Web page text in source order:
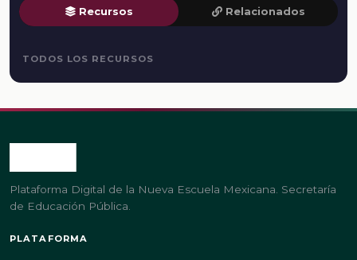
Recursos Relacionados
TODOS LOS RECURSOS
Plataforma Digital de la Nueva Escuela Mexicana. Secretaría
de Educación Pública.
PLATAFORMA